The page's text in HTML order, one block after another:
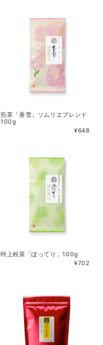
煎茶「香雪」ソムリエブレンド
100g
¥648
特上粉茶「ぽってり」100g
¥702